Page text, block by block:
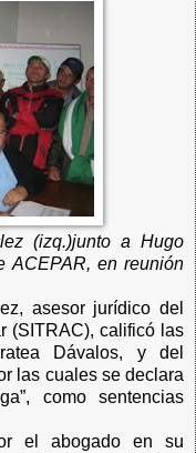
(izq.)junto a Hugo
ACEPAR, en reunión
asesor jurídico del
(SITRAC), calificó las
Dávalos, y del
las cuales se declara
como sentencias
el abogado en su